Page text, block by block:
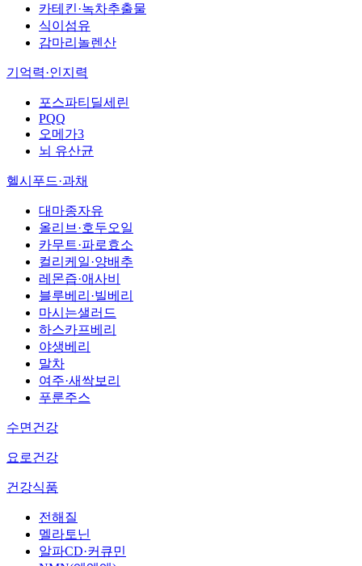
카테킨·녹차추출물
식이섬유
감마리놀렌산
기억력·인지력
포스파티딜세린
PQQ
오메가3
뇌 유산균
헬시푸드·과채
대마종자유
올리브·호두오일
카무트·파로효소
컬리케일·양배추
레몬즙·애사비
블루베리·빌베리
마시는샐러드
하스카프베리
야생베리
말차
여주·새싹보리
푸룬주스
수면건강
요로건강
건강식품
전해질
멜라토닌
알파CD·커큐민